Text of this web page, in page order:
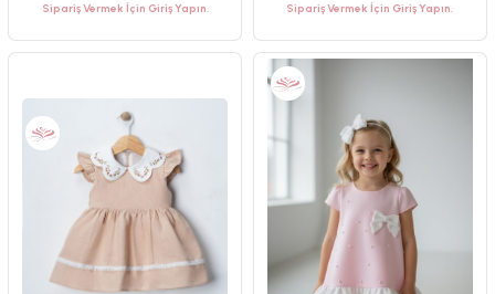
PAKET ADEDI
4ADET
YAŞ GRUBU
9-12-18-24 AY
PAKET ADEDI
4ADET
YAŞ GRUBU
5-6-7-8 YAŞ
Sipariş Vermek İçin Giriş Yapın. Sipariş Vermek İçin Giriş Yapın.